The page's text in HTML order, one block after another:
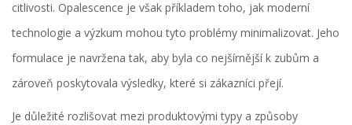
citlivosti. Opalescence je však příkladem toho, jak moderní
technologie a výzkum mohou tyto problémy minimalizovat. Jeho
formulace je navržena tak, aby byla co nejšírnější k zubům a
zároveň poskytovala výsledky, které si zákazníci přejí.
Je důležité rozlišovat mezi produktovými typy a způsoby